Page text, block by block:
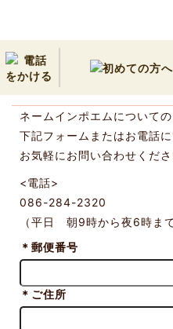
ご相談・お問い合わ
ネームインポエムについて
下記フォームまたはお電話に
お気軽にお問い合わせくださ
<電話>
086-284-2320
（平日 朝9時から夜6時まで
＊郵便番号
＊ ご住所